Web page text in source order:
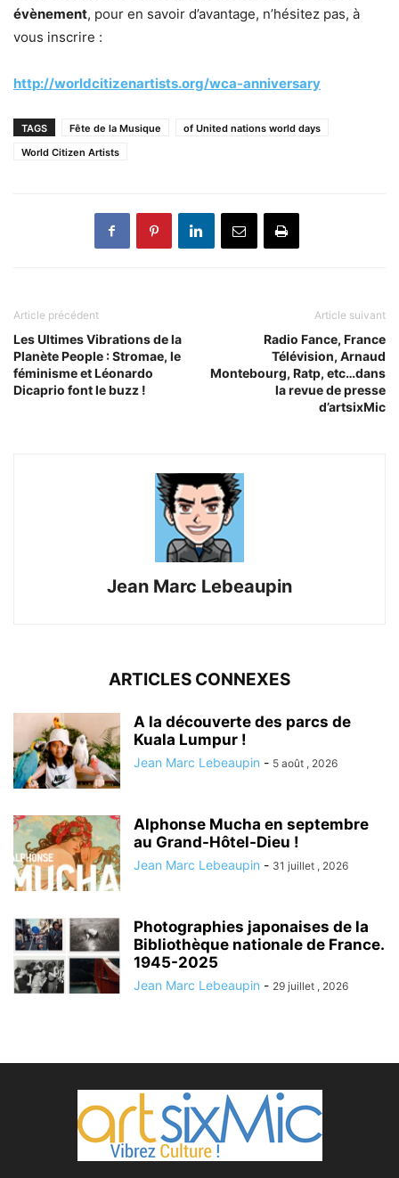
évènement, pour en savoir d’avantage, n’hésitez pas, à
vous inscrire :
http://worldcitizenartists.org/wca-anniversary
TAGS Fête de la Musique
of United nations world days
World Citizen Artists
Article précédent
Les Ultimes Vibrations de la
Planète People : Stromae, le
féminisme et Léonardo
Dicaprio font le buzz !
Article suivant
Radio Fance, France
Télévision, Arnaud
Montebourg, Ratp, etc…dans
la revue de presse
d’artsixMic
Jean Marc Lebeaupin
ARTICLES CONNEXES
A la découverte des parcs de
Kuala Lumpur !
Jean Marc Lebeaupin - 5 août , 2026
Alphonse Mucha en septembre
au Grand-Hôtel-Dieu !
Jean Marc Lebeaupin - 31 juillet , 2026
Photographies japonaises de la
Bibliothèque nationale de France.
1945-2025
Jean Marc Lebeaupin - 29 juillet , 2026